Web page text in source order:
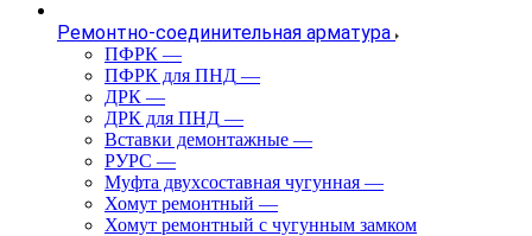
Ремонтно-соединительная арматура
ПФРК —
ПФРК для ПНД —
ДРК —
ДРК для ПНД —
Вставки демонтажные —
РУРС —
Муфта двухсоставная чугунная —
Хомут ремонтный —
Хомут ремонтный с чугунным замком